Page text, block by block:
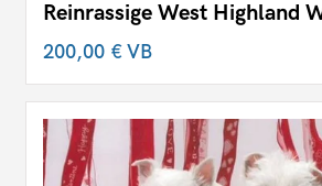
Reinrassige West Highland
200,00 €VB